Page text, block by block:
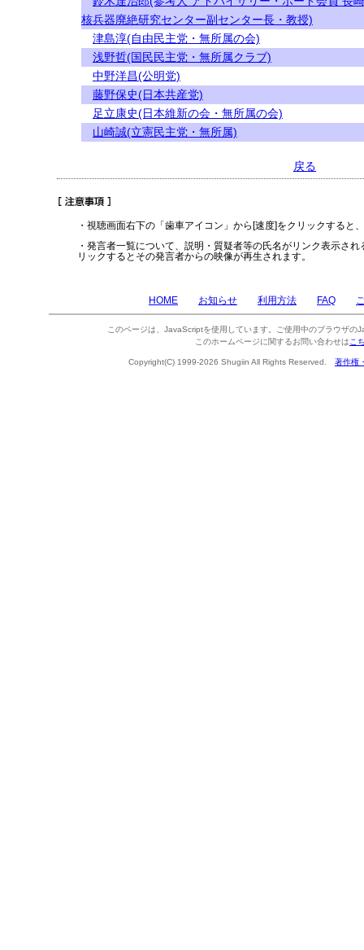
核兵器廃絶研究センター副センター長・教授)
津島淳(自由民主党・無所属の会)
浅野哲(国民民主党・無所属クラブ)
中野洋昌(公明党)
藤野保史(日本共産党)
足立康史(日本維新の会・無所属の会)
山崎誠(立憲民主党・無所属)
戻る
・視聴画面右下の「歯車アイコン」から[速度]をクリックすると
・発言者一覧について、説明・質疑者等の氏名がリンク表示さ
リックするとその発言者からの映像が再生されます。
HOME お知らせ 利用方法 FAQ
このページは、JavaScriptを使用しています。ご使用中のブラウザの
このホームページに関するお問い合わせは こ
Copyright(C) 1999-2026 Shugiin All Rights Reserved. 著作権